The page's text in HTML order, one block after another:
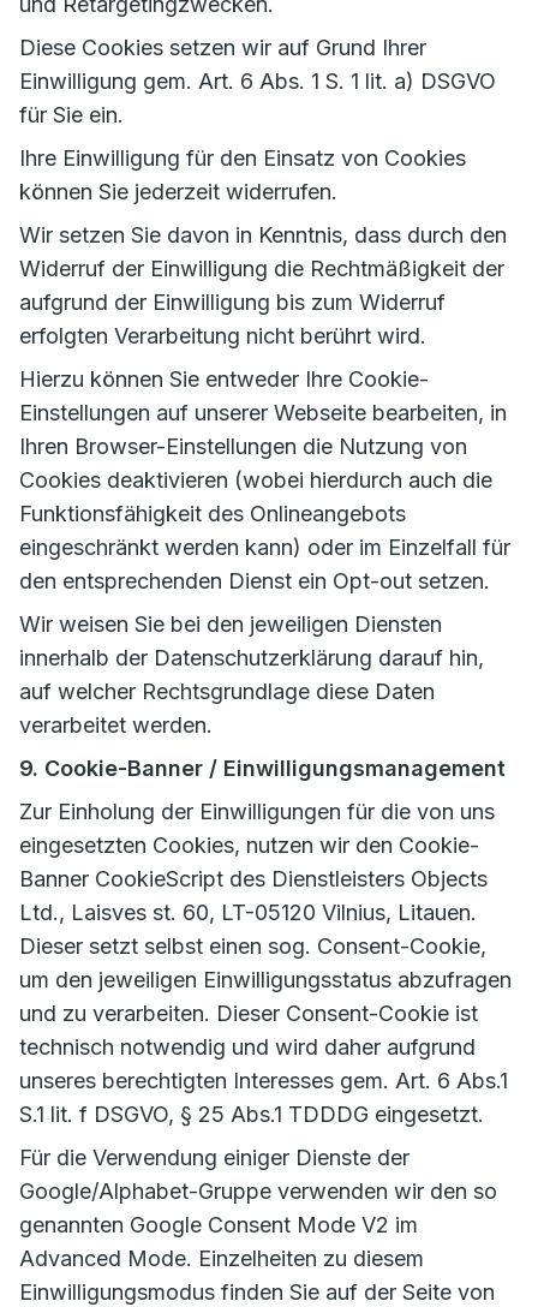
Diese Cookies setzen wir auf Grund Ihrer
Einwilligung gem. Art. 6 Abs. 1 S. 1 lit. a) DSGVO
für Sie ein.
Ihre Einwilligung für den Einsatz von Cookies
können Sie jederzeit widerrufen.
Wir setzen Sie davon in Kenntnis, dass durch den
Widerruf der Einwilligung die Rechtmäßigkeit der
aufgrund der Einwilligung bis zum Widerruf
erfolgten Verarbeitung nicht berührt wird.
Hierzu können Sie entweder Ihre Cookie-
Einstellungen auf unserer Webseite bearbeiten, in
Ihren Browser-Einstellungen die Nutzung von
Cookies deaktivieren (wobei hierdurch auch die
Funktionsfähigkeit des Onlineangebots
eingeschränkt werden kann) oder im Einzelfall für
den entsprechenden Dienst ein Opt-out setzen.
Wir weisen Sie bei den jeweiligen Diensten
innerhalb der Datenschutzerklärung darauf hin,
auf welcher Rechtsgrundlage diese Daten
verarbeitet werden.
9. Cookie-Banner / Einwilligungsmanagement
Zur Einholung der Einwilligungen für die von uns
eingesetzten Cookies, nutzen wir den Cookie-
Banner CookieScript des Dienstleisters Objects
Ltd., Laisves st. 60, LT-05120 Vilnius, Litauen.
Dieser setzt selbst einen sog. Consent-Cookie,
um den jeweiligen Einwilligungsstatus abzufragen
und zu verarbeiten. Dieser Consent-Cookie ist
technisch notwendig und wird daher aufgrund
unseres berechtigten Interesses gem. Art. 6 Abs.1
S.1 lit. f DSGVO, § 25 Abs.1 TDDDG eingesetzt.
Für die Verwendung einiger Dienste der
Google/Alphabet-Gruppe verwenden wir den so
genannten Google Consent Mode V2 im
Advanced Mode. Einzelheiten zu diesem
Einwilligungsmodus finden Sie auf der Seite von